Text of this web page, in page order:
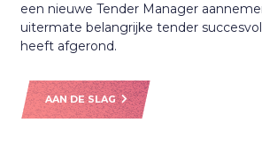
een nieuwe Tender Manager
uitermate belangrijke tender
heeft afgerond.
AAN DE SLAG